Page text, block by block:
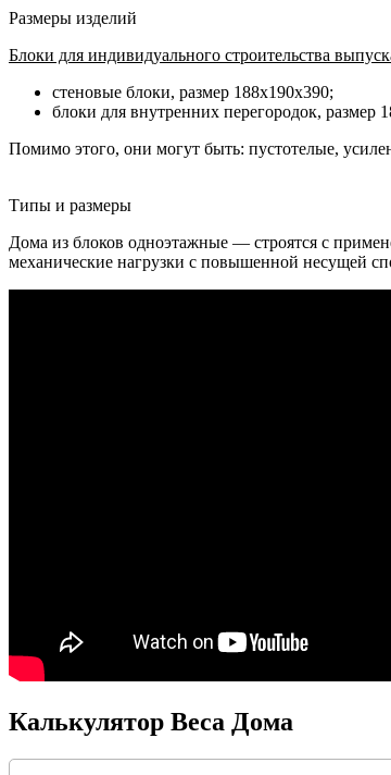
Размеры изделий
Блоки для индивидуального строительства
стеновые блоки, размер 188х190х390;
блоки для внутренних перегородок, размер
Помимо этого, они могут быть: пустотелые,
Типы и размеры
Дома из блоков одноэтажные — строятся с
механические нагрузки с повышенной несущей
Калькулятор Веса Дома